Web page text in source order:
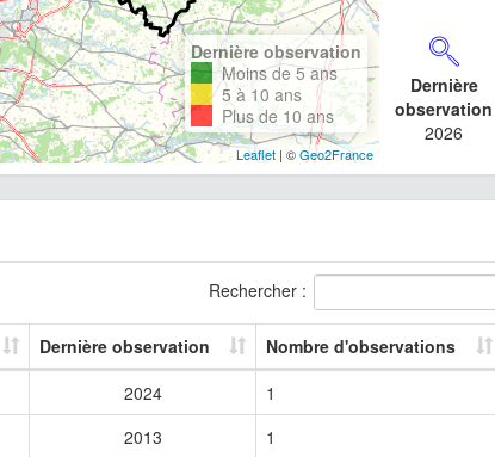
Dernière observation
Moins de 5 ans
5 à 10 ans
Plus de 10 ans
Leaflet| ©Geo2France
Dernière
observation
2026
Rechercher :
Dernière observation
Nombre d'observations
2024
1
2013
1